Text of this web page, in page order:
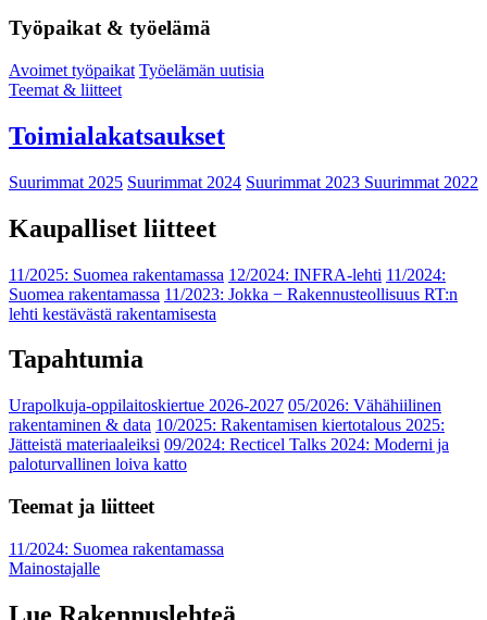
Työpaikat & työelämä
Avoimet työpaikat Työelämän uutisia
Teemat & liitteet
Toimialakatsaukset
Suurimmat 2025 Suurimmat 2024 Suurimmat 2023 Suurimmat 2022
Kaupalliset liitteet
11/2025: Suomea rakentamassa 12/2024: INFRA-lehti 11/2024:
Suomea rakentamassa 11/2023: Jokka − Rakennusteollisuus RT:n
lehti kestävästä rakentamisesta
Tapahtumia
Urapolkuja-oppilaitoskiertue 2026-2027 05/2026: Vähähiilinen
rakentaminen & data 10/2025: Rakentamisen kiertotalous 2025:
Jätteistä materiaaleiksi 09/2024: Recticel Talks 2024: Moderni ja
paloturvallinen loiva katto
Teemat ja liitteet
11/2024: Suomea rakentamassa
Mainostajalle
Lue Rakennuslehteä